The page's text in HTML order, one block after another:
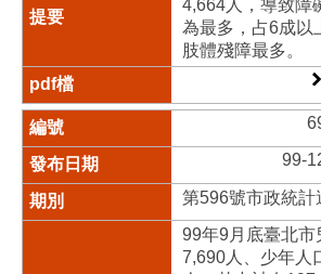
4,664人，導致障
為最多，占6成以
肢體殘障最多。
99-
第596號市政統計
99年9月底臺北
7,690人、少年人